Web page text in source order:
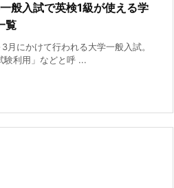
般入試で英検1級が使える学
覧
月にかけて行われる大学一般入試。
験利用」などと呼 ...